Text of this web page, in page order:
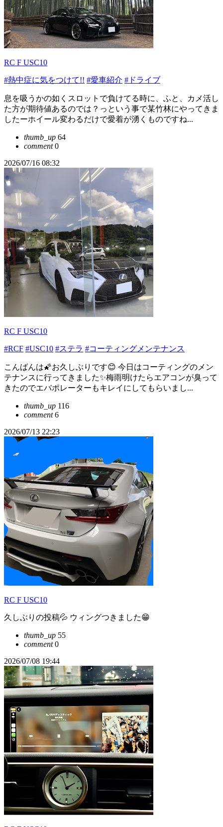
RC F USC10
#熱中症に気をつけて!! #愛車紹介 #ドライブ
息を吸うかの如くスロットで負けてる時に、ふと、カメ活し
た方が期待値あるのでは？っという事で某竹林にやってきま
したーホイール変わるだけで愛着が湧くものですね...
thumb_up 64
comment0
2026/07/16 08:32
RC F USC10
#RCF #USC10 #ステラ #コーティングメンテナンス
こんばんは🌠お久しぶりです😊 今日はコーティングのメン
テナンスに行ってきました✨梅雨明けたらエアコンが臭って
きたのでエバポレーターもキレイにしてもらいまし...
thumb_up 116
comment6
2026/07/13 22:23
RC F USC10
久しぶりの投稿💦 ウィングつきました😁
thumb_up 55
comment0
2026/07/08 19:44